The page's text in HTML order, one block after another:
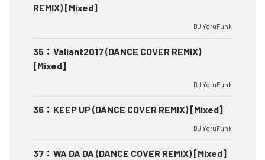
REMIX) [Mixed]
DJ YoruFunk
35 ： Valiant2017 (DANCE COVER REMIX)
[Mixed]
DJ YoruFunk
36 ： KEEP UP (DANCE COVER REMIX) [Mixed]
DJ YoruFunk
37 ： WA DA DA (DANCE COVER REMIX) [Mixed]